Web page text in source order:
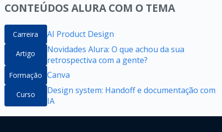
CONTEÚDOS ALURA COM O TEMA
Carreira AI Product Design
Artigo
Novidades Alura: O que achou da sua
retrospectiva com a gente?
Formação Canva
Curso
Design system: Handoff e documentação com
IA